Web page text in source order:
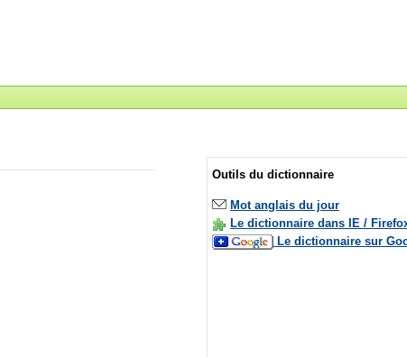
Outils du dictionnaire
Mot anglais du jour
Le dictionnaire dans IE /
Le dictionnaire sur